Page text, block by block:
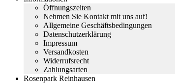
Öffnungszeiten
Nehmen Sie Kontakt mit uns auf!
Allgemeine Geschäftsbedingungen
Datenschutzerklärung
Impressum
Versandkosten
Widerrufsrecht
Zahlungsarten
Rosenpark Reinhausen